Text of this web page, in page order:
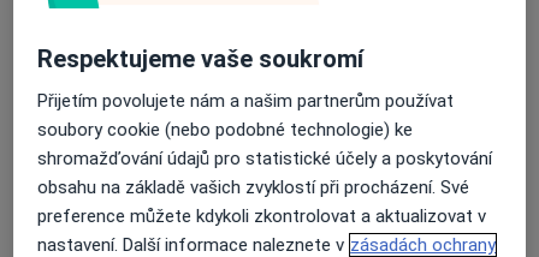
Zdeněk Vaníček
Oční lékař·Více
Antala Staška 1670/80, Praha•Mapa
Lexum
Předoperační vyšetření
Cena nebyla přidána
Respektujeme vaše soukromí
Přijetím povolujete nám a našim partnerům používat
soubory cookie (nebo podobné technologie) ke
shromažďování údajů pro statistické účely a poskytování
obsahu na základě vašich zvyklostí při procházení. Své
preference můžete kdykoli zkontrolovat a aktualizovat v
nastavení. Další informace naleznete v zásadách ochrany